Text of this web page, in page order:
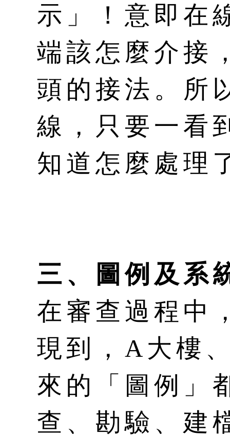
示」！意即在
端該怎麼介接
頭的接法。所
線，只要一看
知道怎麼處理
三、圖例及系
在審查過程中
現到，A大樓
來的「圖例」
查、勘驗、建